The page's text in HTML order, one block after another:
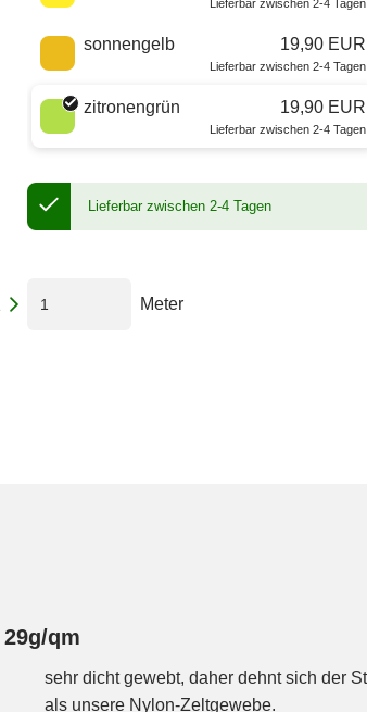
Lieferbar zwischen 2-4 Tagen
sonnengelb 19,90 EUR
Lieferbar zwischen 2-4 Tagen
zitronengrün 19,90 EUR
Lieferbar zwischen 2-4 Tagen
Lieferbar zwischen 2-4 Tagen
Meter
qm
als unsere Nylon-Zeltgewebe.